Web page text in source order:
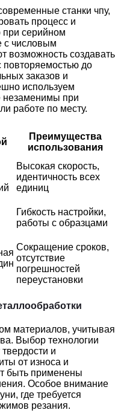
станки чпу,
процесс и
при серийном
с числовым
возможность создавать
повторяемостью до
заказов и
используем
незаменимы при
работе по месту.
Преимущества
использования
Высокая скорость,
идентичность всех
единиц
Гибкость настройки,
работы с образцами
Сокращение сроков,
отсутствие
погрешностей
переустановки
материалов, учитывая
Выбор технологии
и
от износа и
быть применены
Особое внимание
где требуется
резания.